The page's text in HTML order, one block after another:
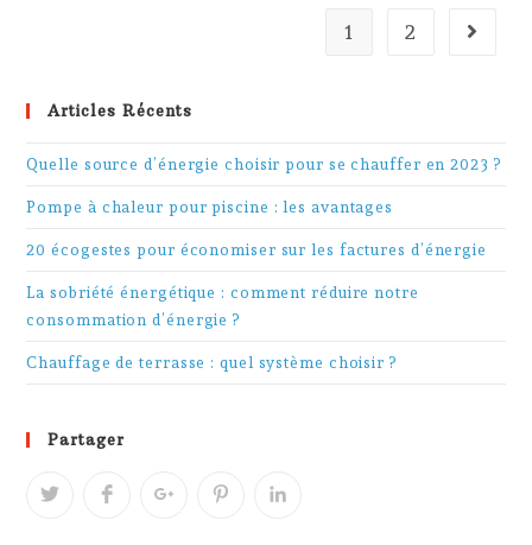
1 2 Go to
Articles Récents
Quelle source d’énergie choisir pour se chauffer en 2023 ?
Pompe à chaleur pour piscine : les avantages
20 écogestes pour économiser sur les factures d’énergie
La sobriété énergétique : comment réduire notre
consommation d’énergie ?
Chauffage de terrasse : quel système choisir ?
Partager